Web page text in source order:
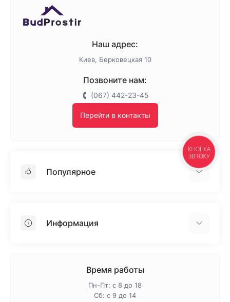
Наш адрес:
Киев, Берковецкая 10
Позвоните нам:
(067) 442-23-45
Перейти в контакты
Популярное
ПенопластИнформация
Время работы
Пн-Пт: с 8 до 18
Сб: с 9 до 14
КНОПКА
ЗВ'ЯЗКУ